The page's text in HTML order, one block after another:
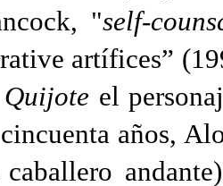
"self-
artífices”
Quijote el
años,
caballero